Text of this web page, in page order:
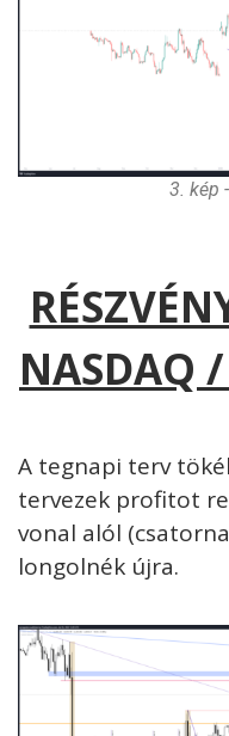
3. kép
NASDAQ
A tegnapi terv
tervezek profitot
vonal alól
longolnék újra.